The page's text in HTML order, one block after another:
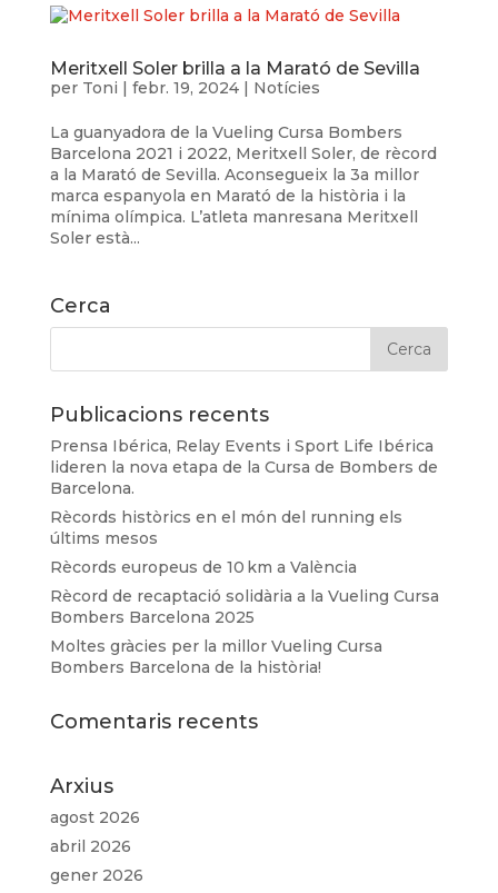
Meritxell Soler brilla a la Marató de Sevilla
per Toni | febr. 19, 2024| Notícies
La guanyadora de la Vueling Cursa Bombers
Barcelona 2021 i 2022, Meritxell Soler, de rècord
a la Marató de Sevilla. Aconsegueix la 3a millor
marca espanyola en Marató de la història i la
mínima olímpica. L’atleta manresana Meritxell
Soler està...
Cerca
Publicacions recents
Prensa Ibérica, Relay Events i Sport Life Ibérica
lideren la nova etapa de la Cursa de Bombers de
Barcelona.
Rècords històrics en el món del running els
últims mesos
Rècords europeus de 10 km a València
Rècord de recaptació solidària a la Vueling Cursa
Bombers Barcelona 2025
Moltes gràcies per la millor Vueling Cursa
Bombers Barcelona de la història!
Comentaris recents
Arxius
agost 2026
abril 2026
gener 2026